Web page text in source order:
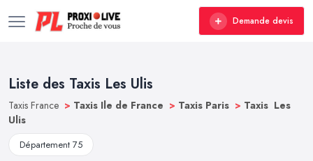
Demande devis
Liste des Taxis Les Ulis
Taxis France > Taxis Ile de France > Taxis Paris > Taxis Les
Ulis
Département 75